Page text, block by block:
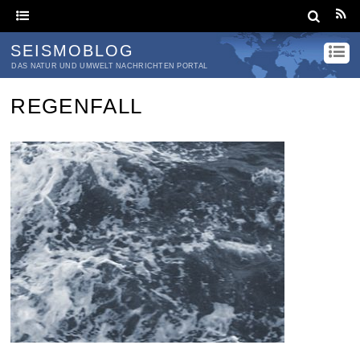
SEISMOBLOG
DAS NATUR UND UMWELT NACHRICHTEN PORTAL
REGENFALL